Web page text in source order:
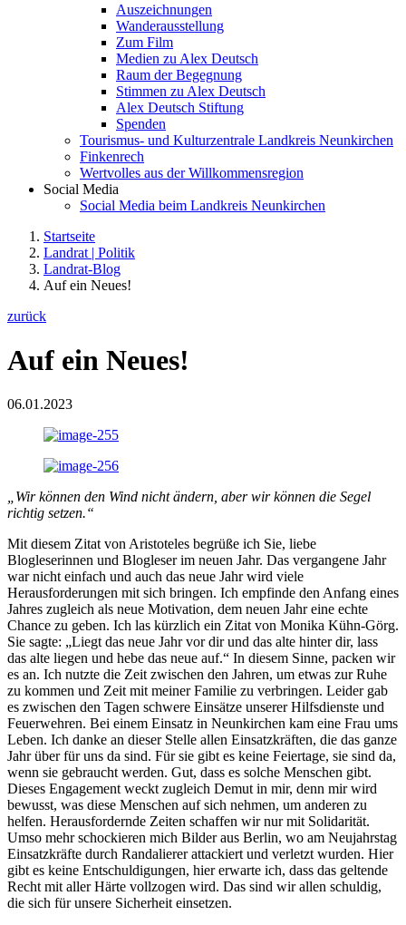
Auszeichnungen
Wanderausstellung
Zum Film
Medien zu Alex Deutsch
Raum der Begegnung
Stimmen zu Alex Deutsch
Alex Deutsch Stiftung
Spenden
Tourismus- und Kulturzentrale Landkreis Neunkirchen
Finkenrech
Wertvolles aus der Willkommensregion
Social Media
Social Media beim Landkreis Neunkirchen
Startseite
Landrat | Politik
Landrat-Blog
Auf ein Neues!
zurück
Auf ein Neues!
06.01.2023
„Wir können den Wind nicht ändern, aber wir können die Segel
richtig setzen.“
Mit diesem Zitat von Aristoteles begrüße ich Sie, liebe
Blogleserinnen und Blogleser im neuen Jahr. Das vergangene Jahr
war nicht einfach und auch das neue Jahr wird viele
Herausforderungen mit sich bringen. Ich empfinde den Anfang eines
Jahres zugleich als neue Motivation, dem neuen Jahr eine echte
Chance zu geben. Ich las kürzlich ein Zitat von Monika Kühn-Görg.
Sie sagte: „Liegt das neue Jahr vor dir und das alte hinter dir, lass
das alte liegen und hebe das neue auf.“ In diesem Sinne, packen wir
es an. Ich nutzte die Zeit zwischen den Jahren, um etwas zur Ruhe
zu kommen und Zeit mit meiner Familie zu verbringen. Leider gab
es zwischen den Tagen schwere Einsätze unserer Hilfsdienste und
Feuerwehren. Bei einem Einsatz in Neunkirchen kam eine Frau ums
Leben. Ich danke an dieser Stelle allen Einsatzkräften, die das ganze
Jahr über für uns da sind. Für sie gibt es keine Feiertage, sie sind da,
wenn sie gebraucht werden. Gut, dass es solche Menschen gibt.
Dieses Engagement weckt zugleich Demut in mir, denn mir wird
bewusst, was diese Menschen auf sich nehmen, um anderen zu
helfen. Herausfordernde Zeiten schaffen wir nur mit Solidarität.
Umso mehr schockieren mich Bilder aus Berlin, wo am Neujahrstag
Einsatzkräfte durch Randalierer attackiert und verletzt wurden. Hier
gibt es keine Entschuldigungen, hier erwarte ich, dass das geltende
Recht mit aller Härte vollzogen wird. Das sind wir allen schuldig,
die sich für unsere Sicherheit einsetzen.